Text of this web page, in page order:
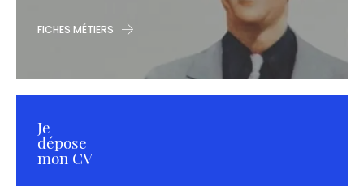
FICHES MÉTIERS
Je
dépose
mon CV